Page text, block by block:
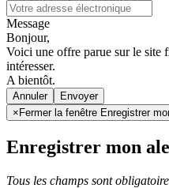
Message
Bonjour,
Voici une offre parue sur le site
intéresser.
A bientôt.
Annuler
× Fermer la fenêtre Enregistrer
Enregistrer mon
Tous les champs sont